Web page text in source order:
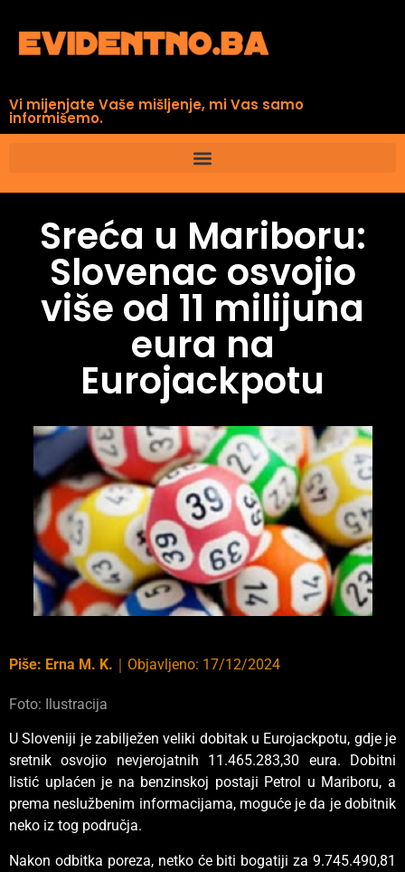
Vi mijenjate Vaše mišljenje, mi Vas samo
informišemo.
Sreća u Mariboru:
Slovenac osvojio
više od 11 milijuna
eura na
Eurojackpotu
Piše: Erna M. K. ｜ Objavljeno: 17/12/2024
Foto: Ilustracija
U Sloveniji je zabilježen veliki dobitak u Eurojackpotu, gdje je
sretnik osvojio nevjerojatnih 11.465.283,30 eura. Dobitni
listić uplaćen je na benzinskoj postaji Petrol u Mariboru, a
prema neslužbenim informacijama, moguće je da je dobitnik
neko iz tog područja.
Nakon odbitka poreza, netko će biti bogatiji za 9.745.490,81